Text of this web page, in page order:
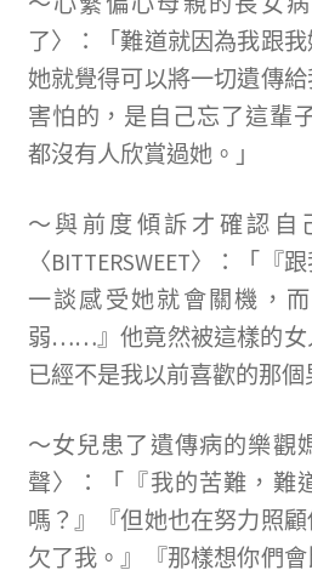
了〉：「難道就因為我跟
她就覺得可以將一切遺傳
害怕的，是自己忘了這輩
都沒有人欣賞過她。」
～與前度傾訴才確認自
〈BITTERSWEET〉：「『
一談感受她就會關機，
弱……』他竟然被這樣的女
已經不是我以前喜歡的那個
～女兒患了遺傳病的樂觀
聲〉：「『我的苦難，難
嗎？』『但她也在努力照
欠了我。』『那樣想你們